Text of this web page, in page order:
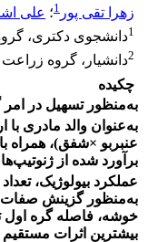
زهرا تقی پور 1؛ علی
1دانشجوی دکتری،
2دانشیار، گروه زراعت
چکیده
به‌منظور تسهیل در امر
برآورد شده از
عملکرد بیولوژیک،
به‌منظور گزینش صفات
خوشه، فاصله گره اول